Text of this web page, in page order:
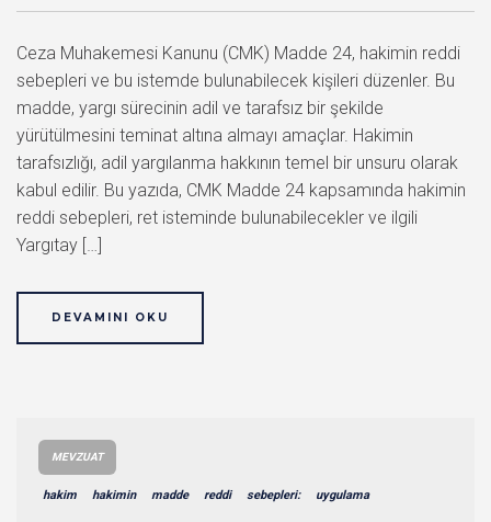
Ceza Muhakemesi Kanunu (CMK) Madde 24, hakimin reddi
sebepleri ve bu istemde bulunabilecek kişileri düzenler. Bu
madde, yargı sürecinin adil ve tarafsız bir şekilde
yürütülmesini teminat altına almayı amaçlar. Hakimin
tarafsızlığı, adil yargılanma hakkının temel bir unsuru olarak
kabul edilir. Bu yazıda, CMK Madde 24 kapsamında hakimin
reddi sebepleri, ret isteminde bulunabilecekler ve ilgili
Yargıtay […]
DEVAMINI OKU
MEVZUAT
hakim hakimin madde reddi sebepleri: uygulama